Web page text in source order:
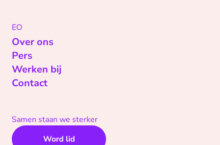
EO
Over ons
Pers
Werken bij
Contact
Samen staan we sterker
Word lid